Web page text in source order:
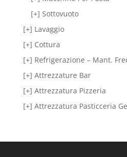
[+] Sottovuoto
[+] Lavaggio
[+] Cottura
[+] Refrigerazione – Mant.
[+] Attrezzature Bar
[+] Attrezzatura Pizzeria
[+] Attrezzatura Pasticceria